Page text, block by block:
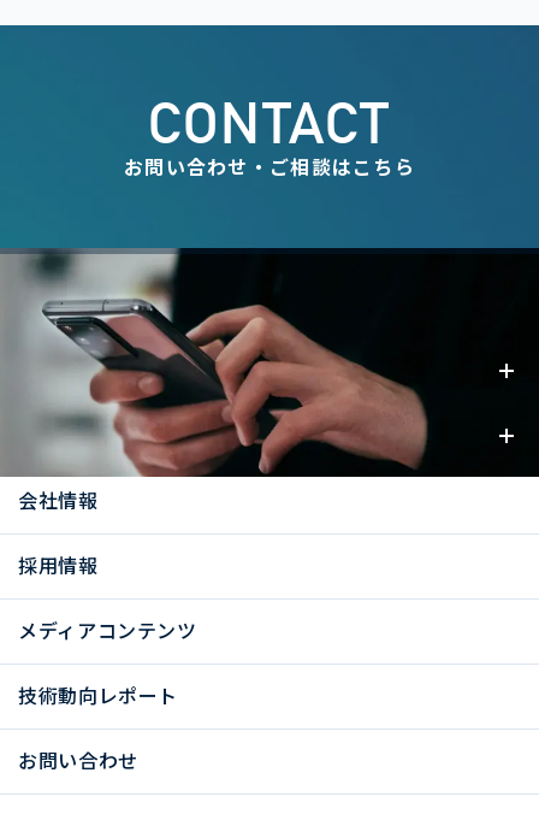
CONTACT
お問い合わせ・ご相談はこちら
事業内容
お知らせ
会社情報
採用情報
メディアコンテンツ
技術動向レポート
お問い合わせ